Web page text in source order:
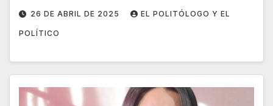
26 DE ABRIL DE 2025 EL POLITÓLOGO Y EL
POLÍTICO